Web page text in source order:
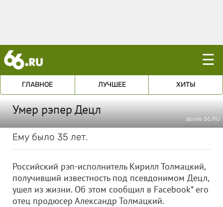
☰
ГЛАВНОЕ ЛУЧШЕЕ ХИТЫ
Умер рэпер Децл
архив 66.RU
Ему было 35 лет.
Российский рэп-исполнитель Кирилл Толмацкий,
получивший известность под псевдонимом Децл,
ушел из жизни. Об этом сообщил в Facebook* его
отец продюсер Александр Толмацкий.